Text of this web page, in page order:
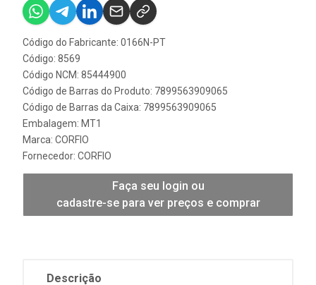
Código do Fabricante: 0166N-PT
Código: 8569
Código NCM: 85444900
Código de Barras do Produto: 7899563909065
Código de Barras da Caixa: 7899563909065
Embalagem: MT1
Marca: CORFIO
Fornecedor: CORFIO
Faça seu login ou
cadastre-se para ver preços e comprar
Descrição